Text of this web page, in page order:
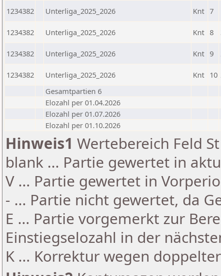
1234382 Unterliga_2025_2026 Knt 7
1234382 Unterliga_2025_2026 Knt 8
1234382 Unterliga_2025_2026 Knt 9
1234382 Unterliga_2025_2026 Knt 10
Gesamtpartien 6
Elozahl per 01.04.2026
Elozahl per 01.07.2026
Elozahl per 01.10.2026
Hinweis1 Wertebereich Feld
blank ... Partie gewertet in
V ... Partie gewertet in
- ... Partie nicht gewertet, da
E ... Partie vorgemerkt zur
Einstiegselozahl in der
K ... Korrektur wegen